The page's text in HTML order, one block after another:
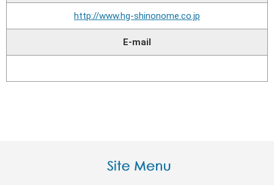
http://www.hg-shinonome.co.jp
E-mail